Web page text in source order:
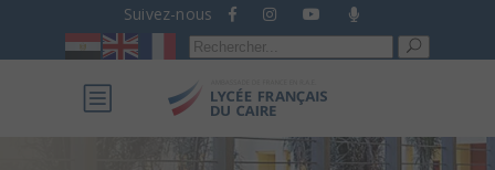
Suivez-nous
Recherche
pour :